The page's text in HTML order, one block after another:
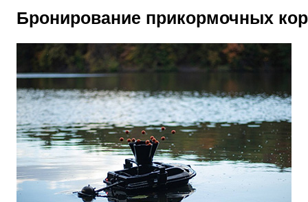
Бронирование прикормочных